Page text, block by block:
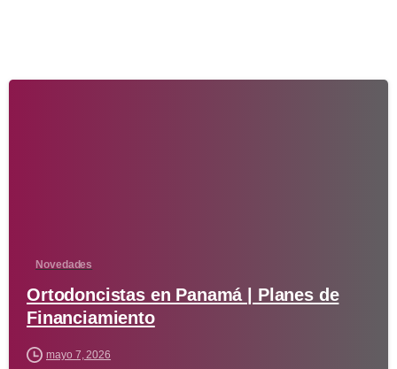
Novedades
Ortodoncistas en Panamá | Planes de
Financiamiento
mayo 7, 2026